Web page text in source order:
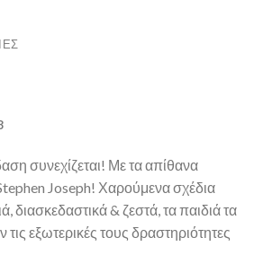
συνεχίζεται! Με τα απίθανα
Joseph! Χαρούμενα σχέδια
διασκεδαστικά & ζεστά, τα παιδιά τα
εξωτερικές τους δραστηριότητες